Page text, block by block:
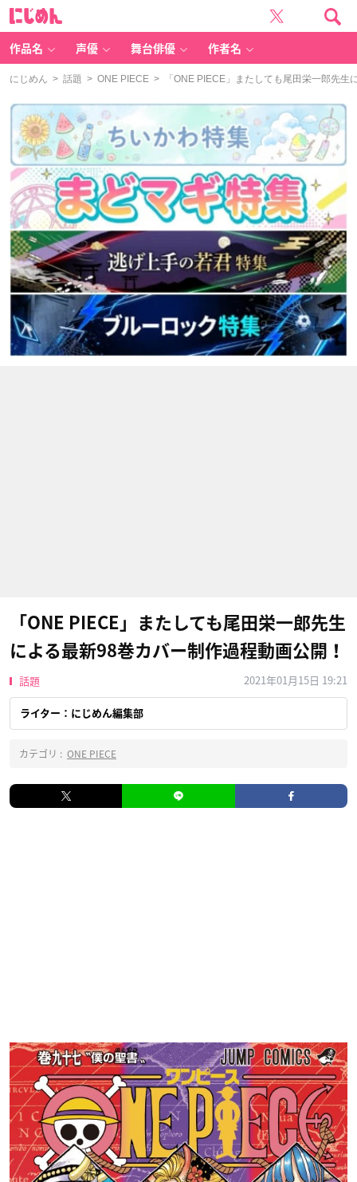
作品名 声優 舞台俳優 作者名
にじめん > 話題 > ONE PIECE > 「ONE PIECE」またしても尾田栄一郎先生
「ONE PIECE」またしても尾田栄一郎先生
による最新98巻カバー制作過程動画公開！
話題 2021年01月15日 19:21
ライター：にじめん編集部
カテゴリ : ONE PIECE